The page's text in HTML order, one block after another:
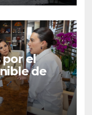
por el
de